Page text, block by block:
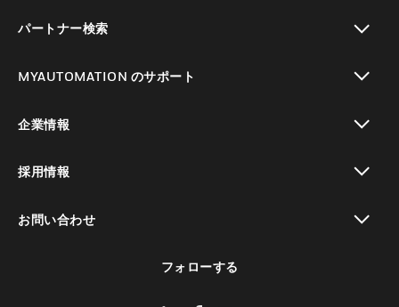
パートナー検索
MYAUTOMATION のサポート
企業情報
採用情報
お問い合わせ
フォローする